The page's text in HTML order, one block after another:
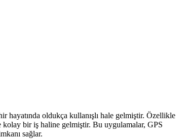
hayatında oldukça kullanışlı hale gelmiştir. Özellikle
kolay bir iş haline gelmiştir. Bu uygulamalar, GPS
sağlar.